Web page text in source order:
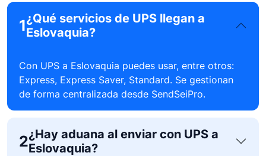
1¿Qué servicios de UPS llegan a
Eslovaquia?
Con UPS a Eslovaquia puedes usar, entre otros:
Express, Express Saver, Standard. Se gestionan
de forma centralizada desde SendSeiPro.
2¿Hay aduana al enviar con UPS a
Eslovaquia?